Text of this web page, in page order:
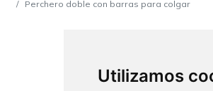
Utilizamos
Perchero doble con barras para colgar